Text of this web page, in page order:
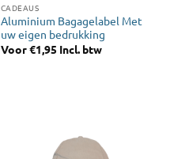
CADEAUS
Aluminium Bagagelabel Met
uw eigen bedrukking
Voor€1,95 Incl. btw